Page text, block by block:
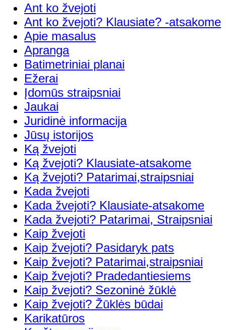
Ant ko žvejoti
Ant ko žvejoti? Klausiate? -atsakome
Apie masalus
Apranga
Batimetriniai planai
Ežerai
Įdomūs straipsniai
Jaukai
Juridinė informacija
Jūsų istorijos
Ką žvejoti
Ką žvejoti? Klausiate-atsakome
Ką žvejoti? Patarimai,straipsniai
Kada žvejoti
Kada žvejoti? Klausiate-atsakome
Kada žvejoti? Patarimai, Straipsniai
Kaip žvejoti
Kaip žvejoti? Pasidaryk pats
Kaip žvejoti? Patarimai,straipsniai
Kaip žvejoti? Pradedantiesiems
Kaip žvejoti? Sezoninė žūklė
Kaip žvejoti? Žūklės būdai
Karikatūros